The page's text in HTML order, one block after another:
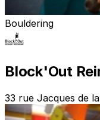
Bouldering
Block'Out
33 rue Jacques de